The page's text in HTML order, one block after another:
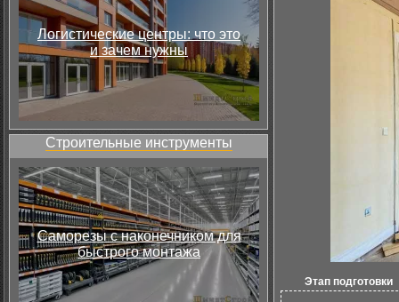
Логистические центры: что это
и зачем нужны
Строительные инструменты
Саморезы с наконечником для
быстрого монтажа
Этап подготовки